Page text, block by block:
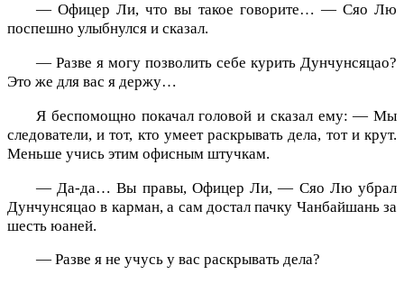
— Офицер Ли, что вы такое говорите… — Сяо Лю
поспешно улыбнулся и сказал.
— Разве я могу позволить себе курить Дунчунсяцао?
Это же для вас я держу…
Я беспомощно покачал головой и сказал ему: — Мы
следователи, и тот, кто умеет раскрывать дела, тот и крут.
Меньше учись этим офисным штучкам.
— Да-да… Вы правы, Офицер Ли, — Сяо Лю убрал
Дунчунсяцао в карман, а сам достал пачку Чанбайшань за
шесть юаней.
— Разве я не учусь у вас раскрывать дела?